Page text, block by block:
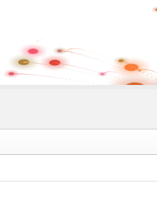
케치북5
케치북5